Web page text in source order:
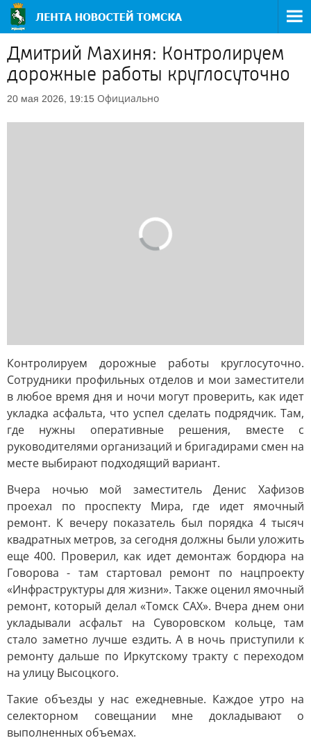
Дмитрий Махиня: Контролируем
дорожные работы круглосуточно
20 мая 2026, 19:15 Официально
Контролируем дорожные работы круглосуточно.
Сотрудники профильных отделов и мои заместители
в любое время дня и ночи могут проверить, как идет
укладка асфальта, что успел сделать подрядчик. Там,
где нужны оперативные решения, вместе с
руководителями организаций и бригадирами смен на
месте выбирают подходящий вариант.
Вчера ночью мой заместитель Денис Хафизов
проехал по проспекту Мира, где идет ямочный
ремонт. К вечеру показатель был порядка 4 тысяч
квадратных метров, за сегодня должны были уложить
еще 400. Проверил, как идет демонтаж бордюра на
Говорова - там стартовал ремонт по нацпроекту
«Инфраструктуры для жизни». Также оценил ямочный
ремонт, который делал «Томск САХ». Вчера днем они
укладывали асфальт на Суворовском кольце, там
стало заметно лучше ездить. А в ночь приступили к
ремонту дальше по Иркутскому тракту с переходом
на улицу Высоцкого.
Такие объезды у нас ежедневные. Каждое утро на
селекторном совещании мне докладывают о
выполненных объемах.